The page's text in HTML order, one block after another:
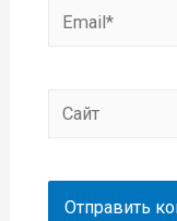
Email*
Сайт